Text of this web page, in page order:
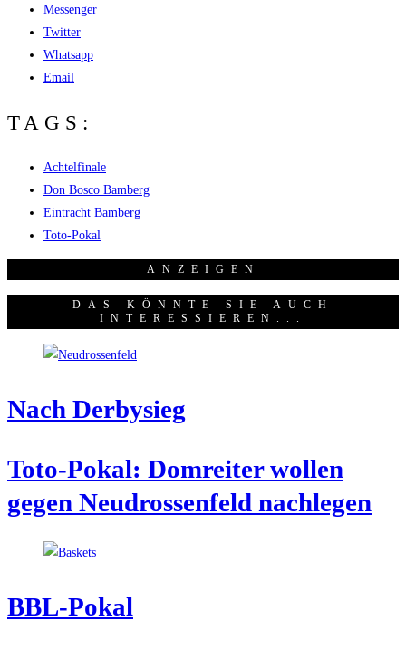
Messenger
Twitter
Whatsapp
Email
TAGS:
Achtelfinale
Don Bosco Bamberg
Eintracht Bamberg
Toto-Pokal
ANZEI­GEN
DAS KÖNNTE SIE AUCH
INTERESSIEREN...
Nach Der­by­sieg
Toto-Pokal: Dom­rei­ter wol­len
gegen Neu­dros­sen­feld nachlegen
BBL-Pokal